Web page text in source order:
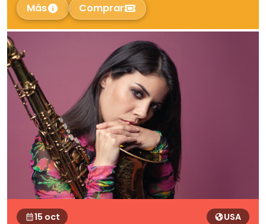
Más
Comprar
15 oct USA